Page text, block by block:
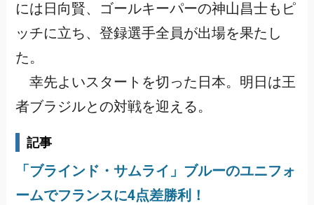
には日向賢、ゴールキーパーの神山昌士もピ
ッチに立ち、登録選手全員が出場を果たし
た。
幸先よいスタートを切った日本。明日は王
者ブラジルとの対戦を迎える。
記事
「ブラインド・サムライ」ブルーのユニフォ
ームでフランスに4点差勝利！